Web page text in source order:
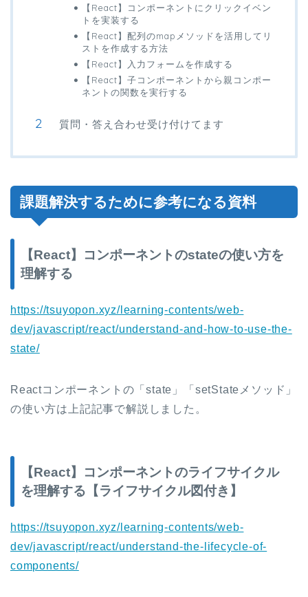
【React】コンポーネントにクリックイベン
トを実装する
【React】配列のmapメソッドを活用してリ
ストを作成する方法
【React】入力フォームを作成する
【React】子コンポーネントから親コンポー
ネントの関数を実行する
質問・答え合わせ受け付けてます
課題解決するために参考になる資料
【React】コンポーネントのstateの使い方を
理解する
https://tsuyopon.xyz/learning-contents/web-
dev/javascript/react/understand-and-how-to-use-the-
state/
Reactコンポーネントの「state」「setStateメソッド」
の使い方は上記記事で解説しました。
【React】コンポーネントのライフサイクル
を理解する【ライフサイクル図付き】
https://tsuyopon.xyz/learning-contents/web-
dev/javascript/react/understand-the-lifecycle-of-
components/